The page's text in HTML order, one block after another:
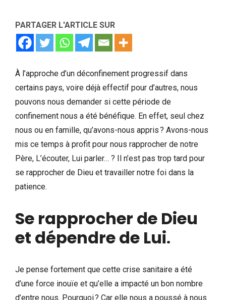
PARTAGER L'ARTICLE SUR
À l’approche d’un déconfinement progressif dans
certains pays, voire déjà effectif pour d’autres, nous
pouvons nous demander si cette période de
confinement nous a été bénéfique. En effet, seul chez
nous ou en famille, qu’avons-nous appris ? Avons-nous
mis ce temps à profit pour nous rapprocher de notre
Père, L’écouter, Lui parler… ? Il n’est pas trop tard pour
se rapprocher de Dieu et travailler notre foi dans la
patience.
Se rapprocher de Dieu
et dépendre de Lui.
Je pense fortement que cette crise sanitaire a été
d’une force inouïe et qu’elle a impacté un bon nombre
d’entre nous. Pourquoi ? Car elle nous a poussé à nous